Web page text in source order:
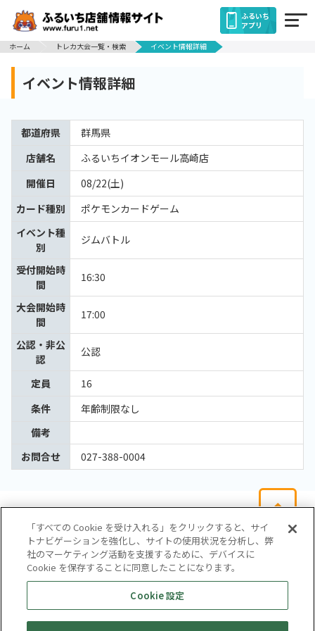
ふるいち
アプリ
ホーム
トレカ大会一覧・検索 イベント情報詳細
イベント情報詳細
都道府県
群馬県
店舗名
ふるいちイオンモール高崎店
開催日
08/22(土)
カード種別
ポケモンカードゲーム
イベント種
別
ジムバトル
受付開始時
間
16:30
大会開始時
間
17:00
公認・非公
認
公認
定員
16
条件
年齢制限なし
備考
お問合せ
027-388-0004
会社概要
サイトマップ
お問い合わせ
個人情報保護方針
株式会社テイツー
「すべての Cookie を受け入れる」をクリックすると、サイ
トナビゲーションを強化し、サイトの使用状況を分析し、弊
社のマーケティング活動を支援するために、デバイスに
Cookie を保存することに同意したことになります。
Cookie 設定